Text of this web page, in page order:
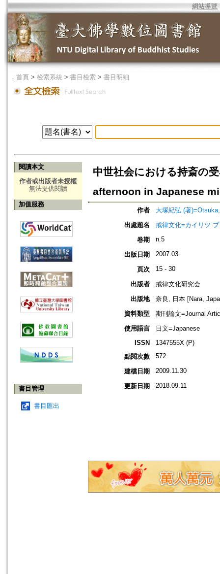
網站導覽
． 首頁 > 檢索系統 > 書目檢索 > 書目明細
閱讀本文
作者或出版者未授權
無法提供閱讀
加值服務
書目管理
書目匯出
中世社会における持斎の
afternoon in Japanese
作者
大塚紀弘 (著
出處題名
戒律文化=カイリツ
卷期
n.5
出版日期 2007.03
頁次 15 - 30
出版者
戒律文化研究会
出版地
奈良, 日本 [Nara,
資料類型
期刊論文=Journal
使用語言
日文=Japanese
ISSN
1347555X (P)
點閱次數
572
建檔日期 2009.11.30
更新日期 2018.09.11